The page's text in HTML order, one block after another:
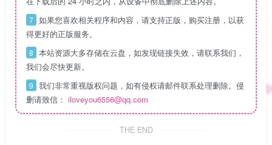
7
得更好的正版服务。
8
我们会尽快更新。
9
删请致信： iloveyou6556@qq.com
THE END